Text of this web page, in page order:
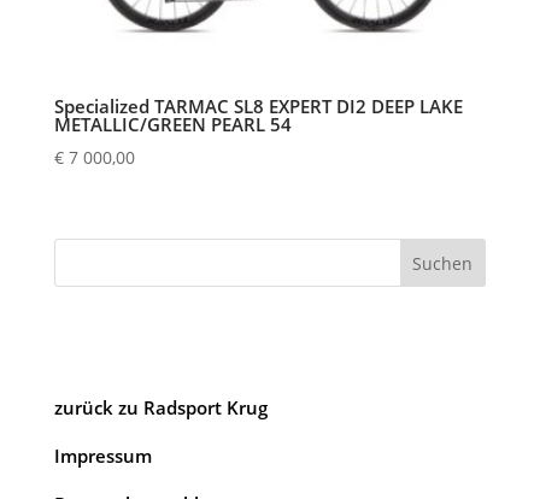
Specialized TARMAC SL8 EXPERT DI2 DEEP LAKE
METALLIC/GREEN PEARL 54
€7 000,00
Suchen
zurück zu Radsport Krug
Impressum